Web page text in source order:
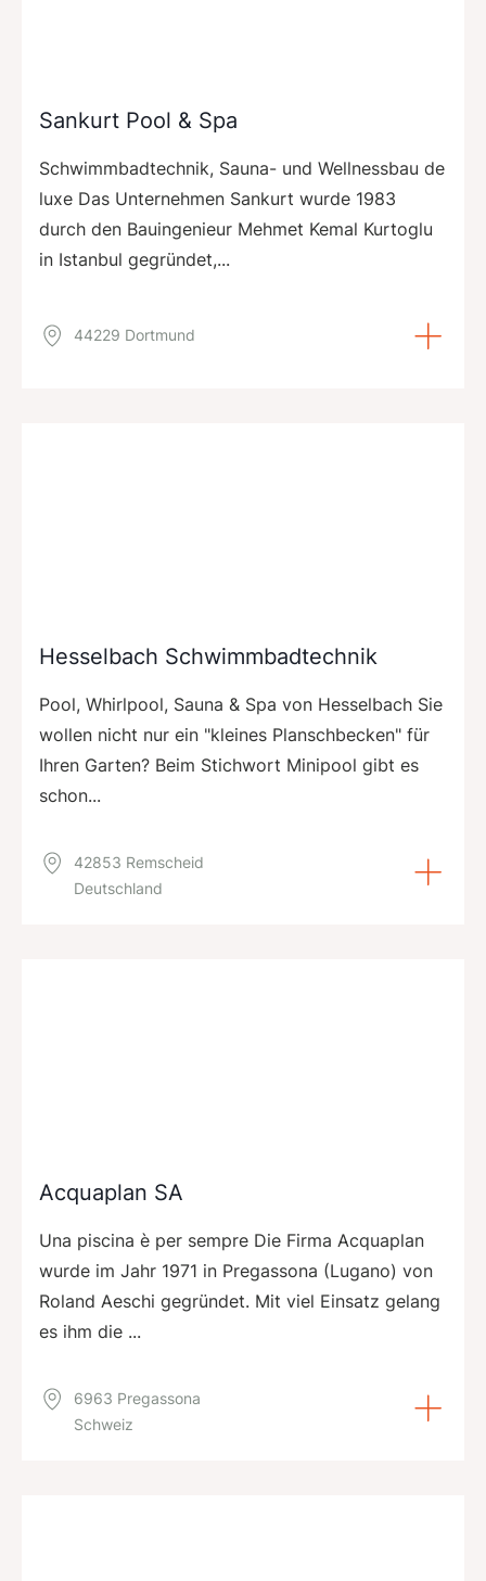
Sankurt Pool & Spa
Schwimmbadtechnik, Sauna- und Wellnessbau de
luxe Das Unternehmen Sankurt wurde 1983
durch den Bauingenieur Mehmet Kemal Kurtoglu
in Istanbul gegründet,...
44229 Dortmund
Hesselbach Schwimmbadtechnik
Pool, Whirlpool, Sauna & Spa von Hesselbach Sie
wollen nicht nur ein "kleines Planschbecken" für
Ihren Garten? Beim Stichwort Minipool gibt es
schon...
42853 Remscheid
Deutschland
Acquaplan SA
Una piscina è per sempre Die Firma Acquaplan
wurde im Jahr 1971 in Pregassona (Lugano) von
Roland Aeschi gegründet. Mit viel Einsatz gelang
es ihm die ...
6963 Pregassona
Schweiz